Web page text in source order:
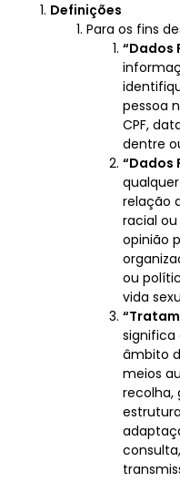
Definições
Para os fins
“Dados
pessoa
CPF,
dentre
“Dados
relação
racial
opinião
ou
vida
significa
âmbito
meios
recolha,